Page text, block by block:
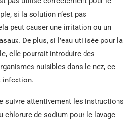
si la solution n’est pas
peut causer une irritation ou un
De plus, si l’eau utilisée pour la
elle pourrait introduire des
nuisibles dans le nez, ce
infection.
suivre attentivement les instructions
chlorure de sodium pour le lavage